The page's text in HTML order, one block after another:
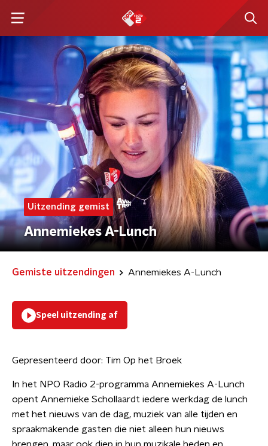
Uitzending gemist
Annemiekes A-Lunch
Gemiste uitzendingen Annemiekes A-Lunch
Speel uitzending af
Gepresenteerd door: Tim Op het Broek
In het NPO Radio 2-programma Annemiekes A-Lunch
opent Annemieke Schollaardt iedere werkdag de lunch
met het nieuws van de dag, muziek van alle tijden en
spraakmakende gasten die niet alleen hun nieuws